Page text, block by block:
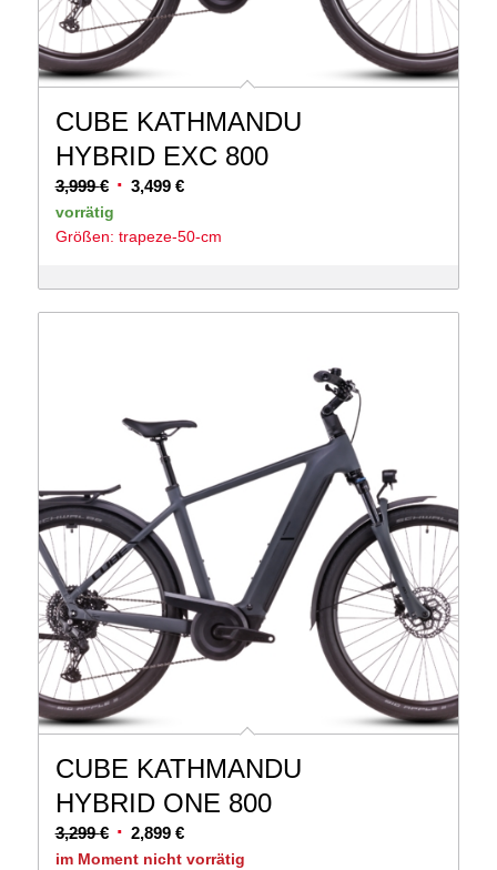
CUBE KATHMANDU
HYBRID EXC 800
3,999€ Ursprünglicher
Preis
war:
3,499 €Aktueller
ist:
vorrätig
Größen: trapeze-50-cm
CUBE KATHMANDU
HYBRID ONE 800
3,299€ Ursprünglicher
Preis
2,899 €Aktueller
Preis
im Moment nicht vorrätig